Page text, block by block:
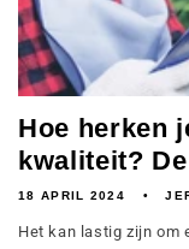
Hoe herken
kwaliteit?
18 APRIL 2024
Het kan lastig zijn om